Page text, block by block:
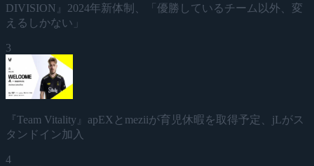
DIVISION』2024年新体制、「優勝しているチーム以外、変
えるしかない」
3
『Team Vitality』apEXとmeziiが育児休暇を取得予定、jLがス
タンドイン加入
4